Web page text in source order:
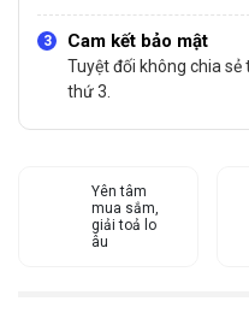
Cam kết bảo mật
Tuyệt đối không chia
thứ 3.
Yên tâm
mua sắm,
giải toả lo
âu